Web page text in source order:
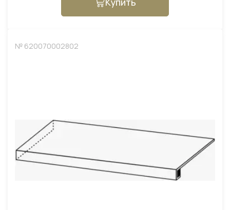
№ 620070002802